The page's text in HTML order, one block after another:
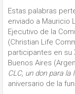
Estas palabras
enviado a Mauricio
Ejecutivo de la
(Christian Life
participantes en su
Buenos Aires
CLC, un don para la
aniversario de la